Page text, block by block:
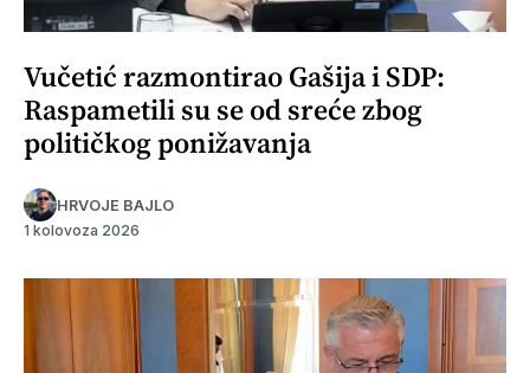
Vučetić razmontirao Gašija i SDP:
Raspametili su se od sreće zbog
političkog ponižavanja
HRVOJE BAJLO
1 kolovoza 2026